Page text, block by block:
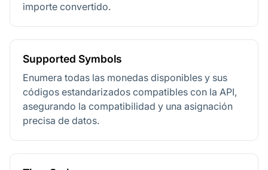
importe convertido.
Supported Symbols
Enumera todas las monedas disponibles y sus
códigos estandarizados compatibles con la API,
asegurando la compatibilidad y una asignación
precisa de datos.